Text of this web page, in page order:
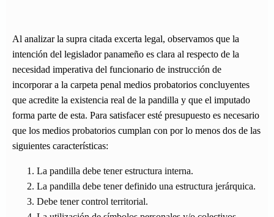
Al analizar la supra citada excerta legal, observamos que la
intención del legislador panameño es clara al respecto de la
necesidad imperativa del funcionario de instrucción de
incorporar a la carpeta penal medios probatorios concluyentes
que acredite la existencia real de la pandilla y que el imputado
forma parte de esta. Para satisfacer esté presupuesto es necesario
que los medios probatorios cumplan con por lo menos dos de las
siguientes características:
La pandilla debe tener estructura interna.
La pandilla debe tener definido una estructura jerárquica.
Debe tener control territorial.